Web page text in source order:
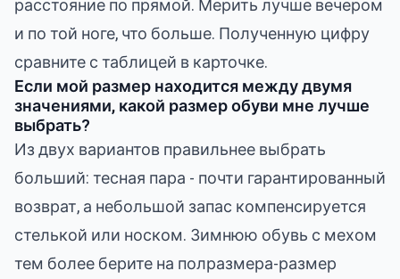
расстояние по прямой. Мерить лучше вечером
и по той ноге, что больше. Полученную цифру
сравните с таблицей в карточке.
Если мой размер находится между двумя
значениями, какой размер обуви мне лучше
выбрать?
Из двух вариантов правильнее выбрать
больший: тесная пара - почти гарантированный
возврат, а небольшой запас компенсируется
стелькой или носком. Зимнюю обувь с мехом
тем более берите на полразмера-размер